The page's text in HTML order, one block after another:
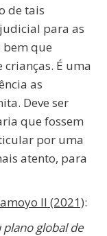
de tais
para as
que
É uma
as
Deve ser
que fossem
por uma
atento, para
II (2021):
global de